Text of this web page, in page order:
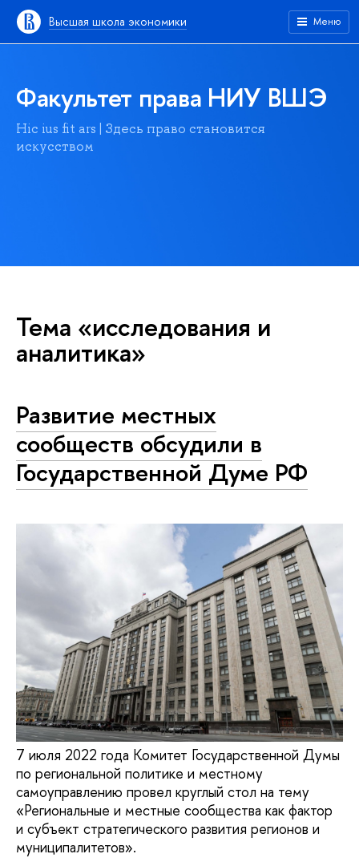
Высшая школа экономики Меню
Факультет права НИУ ВШЭ
Hic ius fit ars | Здесь право становится
искусством
Тема «исследования и
аналитика»
Развитие местных
сообществ обсудили в
Государственной Думе РФ
7 июля 2022 года Комитет Государственной Думы
по региональной политике и местному
самоуправлению провел круглый стол на тему
«Региональные и местные сообщества как фактор
и субъект стратегического развития регионов и
муниципалитетов».